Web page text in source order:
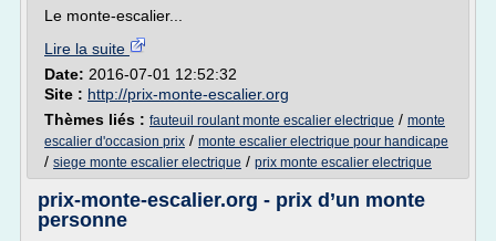
Le monte-escalier...
Lire la suite
Date: 2016-07-01 12:52:32
Site : http://prix-monte-escalier.org
Thèmes liés : fauteuil roulant monte escalier electrique / monte
escalier d'occasion prix / monte escalier electrique pour handicape
/ siege monte escalier electrique / prix monte escalier electrique
prix-monte-escalier.org - prix d’un monte
personne